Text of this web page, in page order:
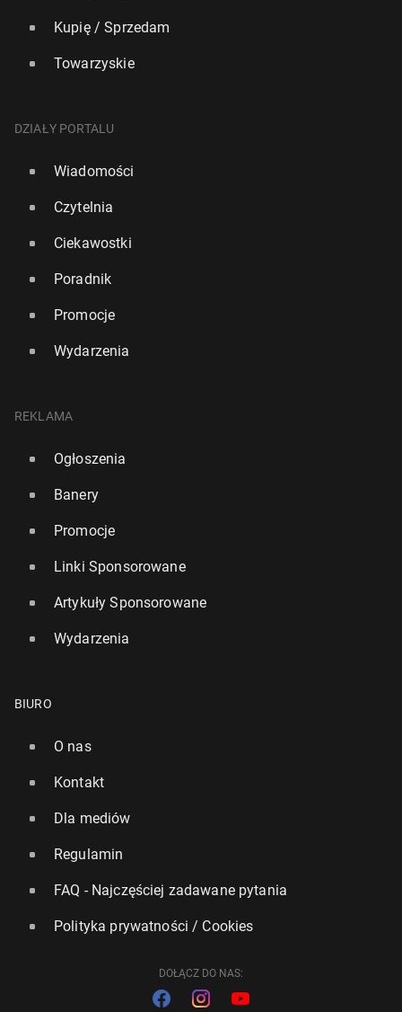
Kupię / Sprzedam
Towarzyskie
DZIAŁY PORTALU
Wiadomości
Czytelnia
Ciekawostki
Poradnik
Promocje
Wydarzenia
REKLAMA
Ogłoszenia
Banery
Promocje
Linki Sponsorowane
Artykuły Sponsorowane
Wydarzenia
BIURO
O nas
Kontakt
Dla mediów
Regulamin
FAQ - Najczęściej zadawane pytania
Polityka prywatności / Cookies
DOŁĄCZ DO NAS: